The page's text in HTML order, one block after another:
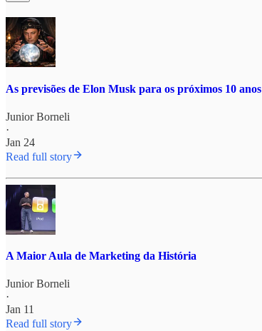
As previsões de Elon Musk para os próximos 10 anos
Junior Borneli
·
Jan 24
Read full story
A Maior Aula de Marketing da História
Junior Borneli
·
Jan 11
Read full story